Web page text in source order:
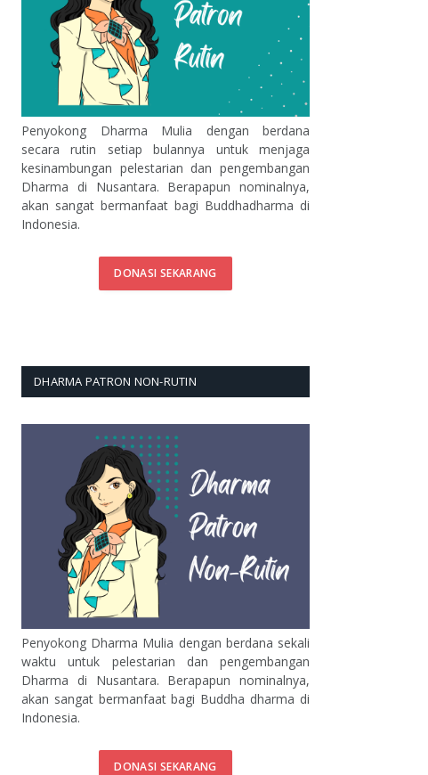
Penyokong Dharma Mulia dengan berdana
secara rutin setiap bulannya untuk menjaga
kesinambungan pelestarian dan pengembangan
Dharma di Nusantara. Berapapun nominalnya,
akan sangat bermanfaat bagi Buddhadharma di
Indonesia.
DONASI SEKARANG
DHARMA PATRON NON-RUTIN
Penyokong Dharma Mulia dengan berdana sekali
waktu untuk pelestarian dan pengembangan
Dharma di Nusantara. Berapapun nominalnya,
akan sangat bermanfaat bagi Buddha dharma di
Indonesia.
DONASI SEKARANG